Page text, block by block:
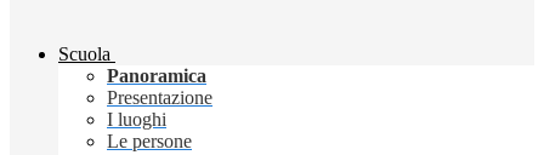
Scuola
Panoramica
Presentazione
I luoghi
Le persone